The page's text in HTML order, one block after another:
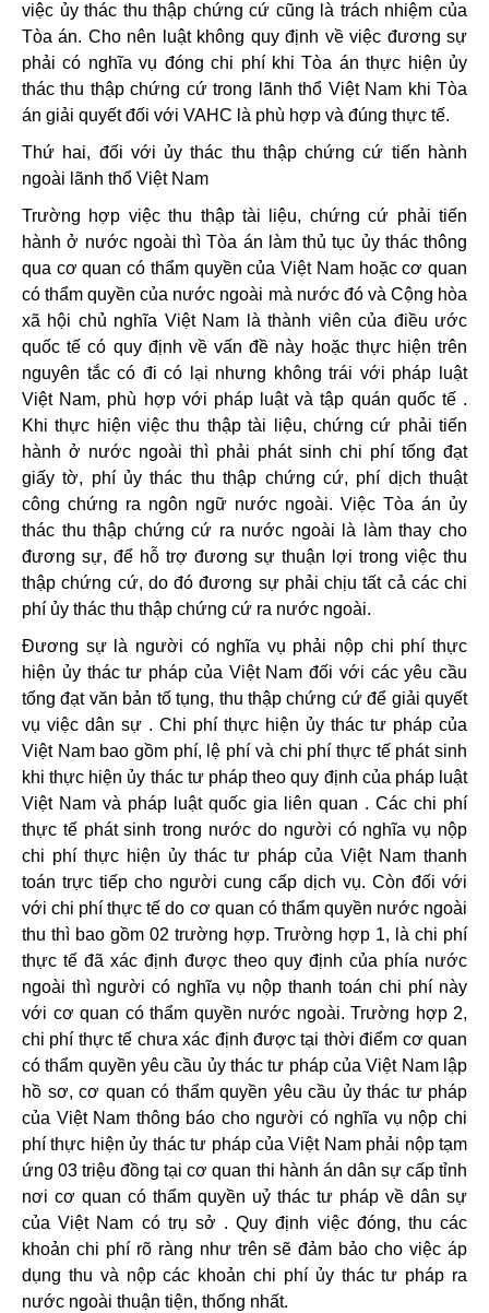
việc ủy thác thu thập chứng cứ cũng là trách nhiệm của
Tòa án. Cho nên luật không quy định về việc đương sự
phải có nghĩa vụ đóng chi phí khi Tòa án thực hiện ủy
thác thu thập chứng cứ trong lãnh thổ Việt Nam khi Tòa
án giải quyết đối với VAHC là phù hợp và đúng thực tế.
Thứ hai, đối với ủy thác thu thập chứng cứ tiến hành
ngoài lãnh thổ Việt Nam
Trường hợp việc thu thập tài liệu, chứng cứ phải tiến
hành ở nước ngoài thì Tòa án làm thủ tục ủy thác thông
qua cơ quan có thẩm quyền của Việt Nam hoặc cơ quan
có thẩm quyền của nước ngoài mà nước đó và Cộng hòa
xã hội chủ nghĩa Việt Nam là thành viên của điều ước
quốc tế có quy định về vấn đề này hoặc thực hiện trên
nguyên tắc có đi có lại nhưng không trái với pháp luật
Việt Nam, phù hợp với pháp luật và tập quán quốc tế .
Khi thực hiện việc thu thập tài liệu, chứng cứ phải tiến
hành ở nước ngoài thì phải phát sinh chi phí tống đạt
giấy tờ, phí ủy thác thu thập chứng cứ, phí dịch thuật
công chứng ra ngôn ngữ nước ngoài. Việc Tòa án ủy
thác thu thập chứng cứ ra nước ngoài là làm thay cho
đương sự, để hỗ trợ đương sự thuận lợi trong việc thu
thập chứng cứ, do đó đương sự phải chịu tất cả các chi
phí ủy thác thu thập chứng cứ ra nước ngoài.
Đương sự là người có nghĩa vụ phải nộp chi phí thực
hiện ủy thác tư pháp của Việt Nam đối với các yêu cầu
tống đạt văn bản tố tụng, thu thập chứng cứ để giải quyết
vụ việc dân sự . Chi phí thực hiện ủy thác tư pháp của
Việt Nam bao gồm phí, lệ phí và chi phí thực tế phát sinh
khi thực hiện ủy thác tư pháp theo quy định của pháp luật
Việt Nam và pháp luật quốc gia liên quan . Các chi phí
thực tế phát sinh trong nước do người có nghĩa vụ nộp
chi phí thực hiện ủy thác tư pháp của Việt Nam thanh
toán trực tiếp cho người cung cấp dịch vụ. Còn đối với
với chi phí thực tế do cơ quan có thẩm quyền nước ngoài
thu thì bao gồm 02 trường hợp. Trường hợp 1, là chi phí
thực tế đã xác định được theo quy định của phía nước
ngoài thì người có nghĩa vụ nộp thanh toán chi phí này
với cơ quan có thẩm quyền nước ngoài. Trường hợp 2,
chi phí thực tế chưa xác định được tại thời điểm cơ quan
có thẩm quyền yêu cầu ủy thác tư pháp của Việt Nam lập
hồ sơ, cơ quan có thẩm quyền yêu cầu ủy thác tư pháp
của Việt Nam thông báo cho người có nghĩa vụ nộp chi
phí thực hiện ủy thác tư pháp của Việt Nam phải nộp tạm
ứng 03 triệu đồng tại cơ quan thi hành án dân sự cấp tỉnh
nơi cơ quan có thẩm quyền uỷ thác tư pháp về dân sự
của Việt Nam có trụ sở . Quy định việc đóng, thu các
khoản chi phí rõ ràng như trên sẽ đảm bảo cho việc áp
dụng thu và nộp các khoản chi phí ủy thác tư pháp ra
nước ngoài thuận tiện, thống nhất.